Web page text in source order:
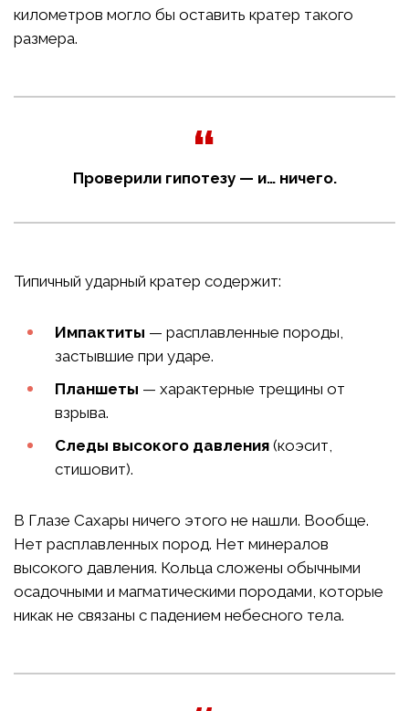
километров могло бы оставить кратер такого
размера.
Проверили гипотезу — и… ничего.
Типичный ударный кратер содержит:
Импактиты — расплавленные породы,
застывшие при ударе.
Планшеты — характерные трещины от
взрыва.
Следы высокого давления (коэсит,
стишовит).
В Глазе Сахары ничего этого не нашли. Вообще.
Нет расплавленных пород. Нет минералов
высокого давления. Кольца сложены обычными
осадочными и магматическими породами, которые
никак не связаны с падением небесного тела.